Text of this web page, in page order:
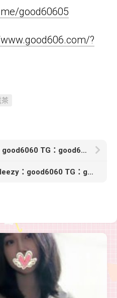
good60605
?
新竹旅館約小姐+Gleezy：good6060 TG：good6060【小珍】159cmB+奶20歲
高雄舒壓放鬆叫小姐+Gleezy：good6060 TG：good6060【雨涵-5000】164cm.46kg.C杯.24歲